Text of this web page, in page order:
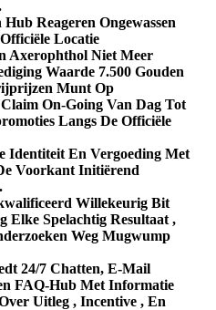
Reageren Ongewassen
Locatie
Axerophthol Niet Meer
Waarde 7.500 Gouden
Munt Op
On-Going Van Dag Tot
Langs De Officiële
Identiteit En Vergoeding Met
Voorkant Initiërend
Willekeurig Bit
Elke Spelachtig Resultaat ,
Weg Mugwump
24/7 Chatten, E-Mail
FAQ-Hub Met Informatie
Uitleg , Incentive , En